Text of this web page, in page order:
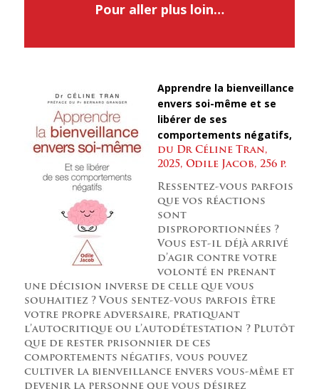
Pour aller plus loin…
Apprendre la bienveillance
envers soi-même et se
libérer de ses
comportements négatifs,
du Dr Céline Tran,
2025, Odile Jacob, 256 p.
Ressentez-vous parfois
que vos réactions
sont
disproportionnées ?
Vous est-il déjà arrivé
d’agir contre votre
volonté en prenant
une décision inverse de celle que vous
souhaitiez ? Vous sentez-vous parfois être
votre propre adversaire, pratiquant
l’autocritique ou l’autodétestation ? Plutôt
que de rester prisonnier de ces
comportements négatifs, vous pouvez
cultiver la bienveillance envers vous-même et
devenir la personne que vous désirez